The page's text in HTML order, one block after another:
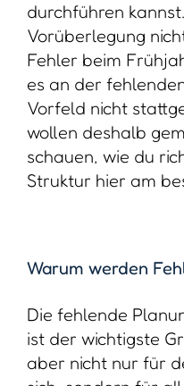
durchführen
Vorüberlegung
Fehler beim
es an der
Vorfeld nicht
wollen deshalb
schauen, wie du
Struktur hier am
Warum werden
Die fehlende
ist der wichtigste
aber nicht nur für